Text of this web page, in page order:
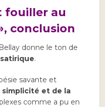
fouiller au
conclusion
donne le ton de
satirique.
savante et
et de la
comme a pu en